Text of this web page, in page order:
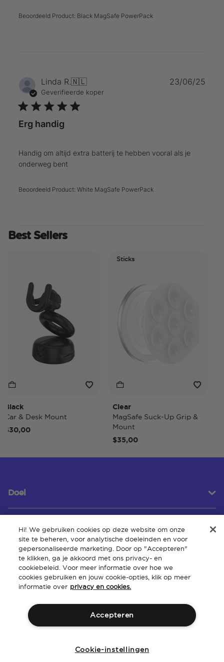
Beoordeeld Product: Black MagSafe PowerPack
Linda R.🇳🇱
Geverifieerde koper
Erg handig
Handig om altijd extra batterij te hebben vooral als je
onderweg bent
Beoordeeld Product: White MagSafe PowerPack
23/06/25
Best Sellers
& Desk Mount
Sticks
Clear
MagSafe Suck-Up Grip &
Mount
$35,00
Doel
Klantenservice
Over
Hi! We gebruiken cookies op deze website om onze
site te beheren, voor analytische doeleinden en voor
gepersonaliseerde marketing. Door op "Accepteren"
te klikken, ga je akkoord met ons privacy- en
cookiebeleid. Voor meer informatie over hoe we
cookies gebruiken en jouw cookie-opties, klik op meer
informatie over privacy en cookies.
Accepteren
Cookie-instellingen